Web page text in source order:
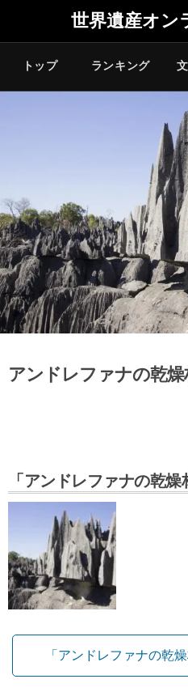
世界遺産オン
トップ ランキング
アンドレファナの乾燥
「アンドレファナの乾
「アンドレファナの乾